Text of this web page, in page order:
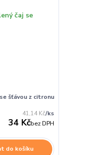
šťávou z citronu
41,14 Kč/ks
34 Kčbez DPH
do košíku